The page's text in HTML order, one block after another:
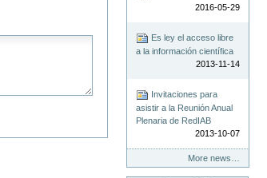
2016-05-29
Es ley el acceso libre
a la información científica
2013-11-14
Invitaciones para
asistir a la Reunión Anual
Plenaria de RedIAB
2013-10-07
More news…